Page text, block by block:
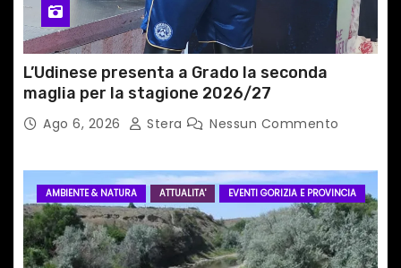
i
L’Udinese presenta a Grado la seconda
maglia per la stagione 2026/27
Ago 6, 2026 Stera Nessun Commento
AMBIENTE & NATURA ATTUALITA' EVENTI GORIZIA E PROVINCIA